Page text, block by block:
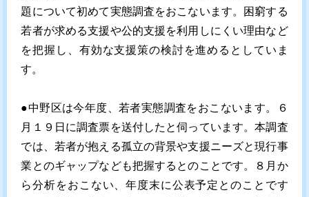
題について初めて実態調査をおこないます。困窮する
若者が求める支援や公的支援を利用しにくい理由など
を把握し、有効な支援策の検討を進めるとしていま
す。
●中野区は今年度、若者実態調査をおこないます。６
月１９日に調査票を送付したと伺っています。本調査
では、若者が抱える孤立の背景や支援ニーズと現行事
業とのギャップなども把握するとのことです。８月か
ら分析をおこない、年度末に公表予定とのことです